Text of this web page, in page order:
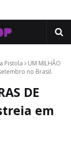
Pistola
UM MILHÃO
setembro no Brasil.
DE
em